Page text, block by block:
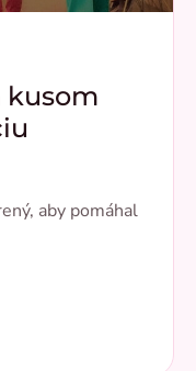
kusom
aby pomáhal